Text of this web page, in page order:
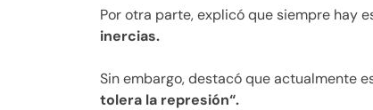
Por otra parte, explicó que siempre hay
inercias.
Sin embargo, destacó que actualmente
tolera la represión“.